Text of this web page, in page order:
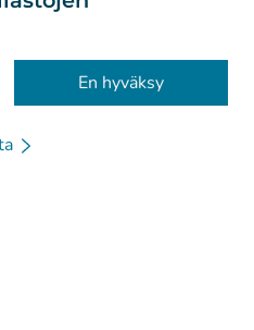
En hyväksy